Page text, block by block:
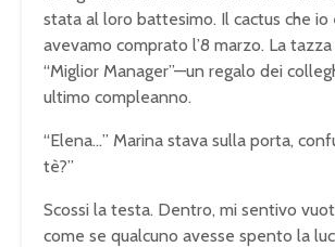
stata al loro battesimo. Il cactus che io
avevamo comprato l’8 marzo. La
“Miglior Manager”—un regalo dei
ultimo compleanno.
“Elena…” Marina stava sulla porta,
tè?”
Scossi la testa. Dentro, mi sentivo
come se qualcuno avesse spento la